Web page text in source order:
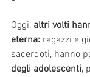
Oggi, altri volti
eterna: ragazzi e
sacerdoti, hanno
degli adolescenti,